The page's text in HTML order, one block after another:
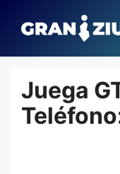
para
conteúdo
Juega